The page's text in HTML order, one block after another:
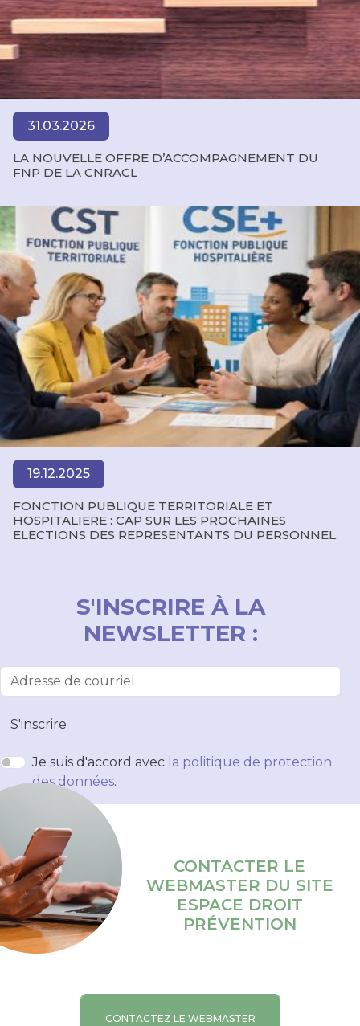
LA NOUVELLE OFFRE D’ACCOMPAGNEMENT DU
FNP DE LA CNRACL
31.03.2026
FONCTION PUBLIQUE TERRITORIALE ET
HOSPITALIERE : CAP SUR LES PROCHAINES
ELECTIONS DES REPRESENTANTS DU PERSONNEL.
19.12.2025
S'INSCRIRE À LA
NEWSLETTER :
S'inscrire
Je suis d'accord avec la politique de protection
des données.
CONTACTER LE
WEBMASTER DU SITE
ESPACE DROIT
PRÉVENTION
CONTACTEZ LE WEBMASTER